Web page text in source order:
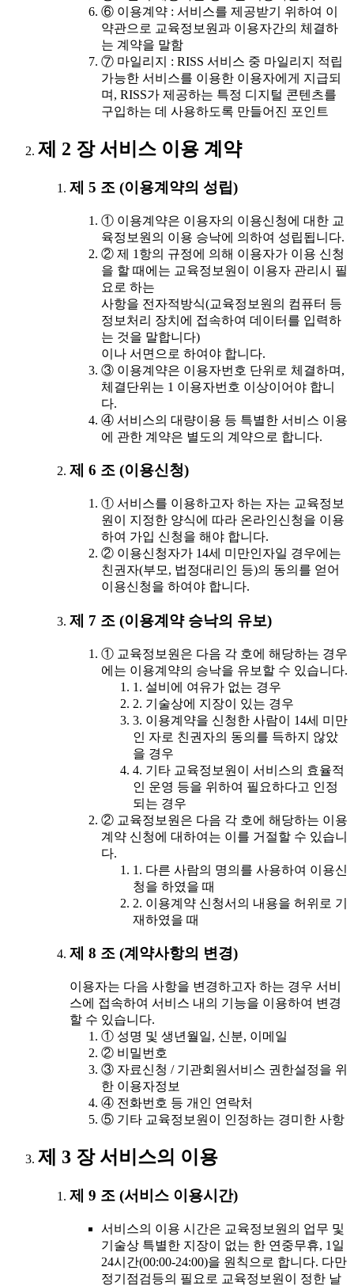
⑥ 이용계약 : 서비스를 제공받기 위하여 이
약관으로 교육정보원과 이용자간의 체결하
는 계약을 말함
⑦ 마일리지 : RISS 서비스 중 마일리지 적립
가능한 서비스를 이용한 이용자에게 지급되
며, RISS가 제공하는 특정 디지털 콘텐츠를
구입하는 데 사용하도록 만들어진 포인트
제 2 장 서비스 이용 계약
제 5 조 (이용계약의 성립)
① 이용계약은 이용자의 이용신청에 대한 교
육정보원의 이용 승낙에 의하여 성립됩니다.
② 제 1항의 규정에 의해 이용자가 이용 신청
을 할 때에는 교육정보원이 이용자 관리시 필
요로 하는
사항을 전자적방식(교육정보원의 컴퓨터 등
정보처리 장치에 접속하여 데이터를 입력하
는 것을 말합니다)
이나 서면으로 하여야 합니다.
③ 이용계약은 이용자번호 단위로 체결하며,
체결단위는 1 이용자번호 이상이어야 합니
다.
④ 서비스의 대량이용 등 특별한 서비스 이용
에 관한 계약은 별도의 계약으로 합니다.
제 6 조 (이용신청)
① 서비스를 이용하고자 하는 자는 교육정보
원이 지정한 양식에 따라 온라인신청을 이용
하여 가입 신청을 해야 합니다.
② 이용신청자가 14세 미만인자일 경우에는
친권자(부모, 법정대리인 등)의 동의를 얻어
이용신청을 하여야 합니다.
제 7 조 (이용계약 승낙의 유보)
① 교육정보원은 다음 각 호에 해당하는 경우
에는 이용계약의 승낙을 유보할 수 있습니다.
1. 설비에 여유가 없는 경우
2. 기술상에 지장이 있는 경우
3. 이용계약을 신청한 사람이 14세 미만
인 자로 친권자의 동의를 득하지 않았
을 경우
4. 기타 교육정보원이 서비스의 효율적
인 운영 등을 위하여 필요하다고 인정
되는 경우
② 교육정보원은 다음 각 호에 해당하는 이용
계약 신청에 대하여는 이를 거절할 수 있습니
다.
1. 다른 사람의 명의를 사용하여 이용신
청을 하였을 때
2. 이용계약 신청서의 내용을 허위로 기
재하였을 때
제 8 조 (계약사항의 변경)
이용자는 다음 사항을 변경하고자 하는 경우 서비
스에 접속하여 서비스 내의 기능을 이용하여 변경
할 수 있습니다.
① 성명 및 생년월일, 신분, 이메일
② 비밀번호
③ 자료신청 / 기관회원서비스 권한설정을 위
한 이용자정보
④ 전화번호 등 개인 연락처
⑤ 기타 교육정보원이 인정하는 경미한 사항
제 3 장 서비스의 이용
제 9 조 (서비스 이용시간)
서비스의 이용 시간은 교육정보원의 업무 및
기술상 특별한 지장이 없는 한 연중무휴, 1일
24시간(00:00-24:00)을 원칙으로 합니다. 다만
정기점검등의 필요로 교육정보원이 정한 날